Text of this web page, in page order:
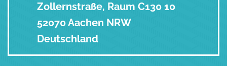
Zollernstraße, Raum C130 10
52070 Aachen NRW
Deutschland